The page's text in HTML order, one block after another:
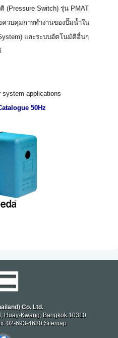
Switch) รุ่น PMAT
ควบคุมการทำงานของปั๊มน้ำใน
และระบบอัตโนมัติอื่นๆ
system applications
50Hz
Co. Ltd.
Huay-Kwang, Bangkok 10310
02-693-4630 Sitemap